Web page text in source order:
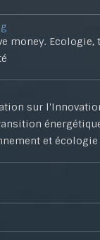
money.
sur
et écologie